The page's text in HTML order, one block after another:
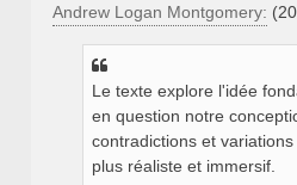
s
Andrew Logan Montgomery:
Le texte explore l'idée
en question notre
contradictions et
plus réaliste et immersif.